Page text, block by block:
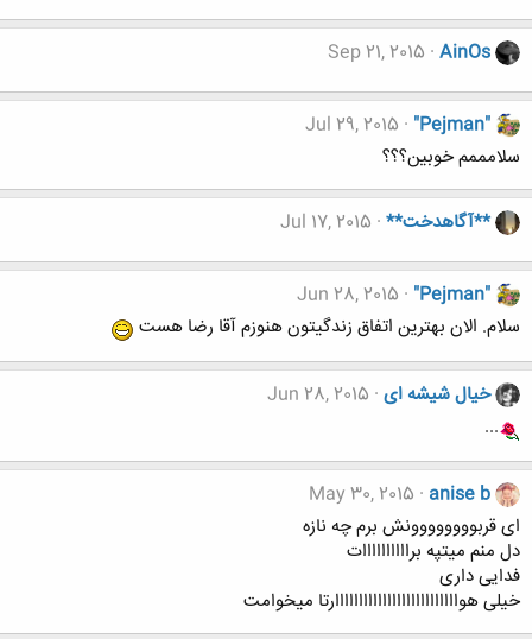
AinOs
Sep 21, 2015
"Pejman"
Jul 29, 2015
سلامممم خوبین؟؟؟
**آگاهدخت** Jul 17, 2015
"Pejman"
Jun 28, 2015
سلام. الان بهترین اتفاق زندگیتون هنوزم آقا رضا هست
خیال شیشه ای Jun 28, 2015
...
anise b
May 30, 2015
ای قربوووووووونش برم چه نازه
دل منم میتپه براااااااااات
فدایی داری
خیلی هواااااااااااااااااااااااااارتا میخوامت